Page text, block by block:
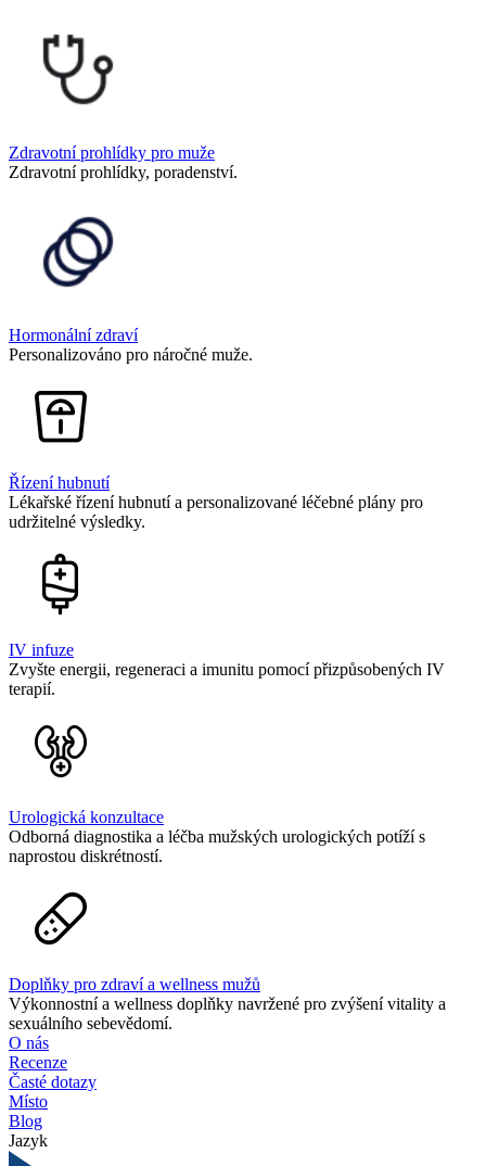
Zdravotní prohlídky pro muže
Zdravotní prohlídky, poradenství.
Hormonální zdraví
Personalizováno pro náročné muže.
Řízení hubnutí
Lékařské řízení hubnutí a personalizované léčebné plány pro
udržitelné výsledky.
IV infuze
Zvyšte energii, regeneraci a imunitu pomocí přizpůsobených IV
terapií.
Urologická konzultace
Odborná diagnostika a léčba mužských urologických potíží s
naprostou diskrétností.
Doplňky pro zdraví a wellness mužů
Výkonnostní a wellness doplňky navržené pro zvýšení vitality a
sexuálního sebevědomí.
O nás
Recenze
Časté dotazy
Místo
Blog
Jazyk